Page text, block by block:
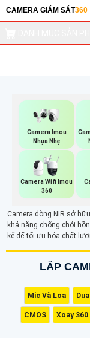
CAMERA GIÁM SÁT360
Camera Imou
Nhụa Nhẹ
Camera Wifi Imou
360
Camera dòng NIR sở
khả năng chống chói
kế để tối ưu hóa chất
trường tối.LẮP
Mic Và Loa
CMOS Xoay 360